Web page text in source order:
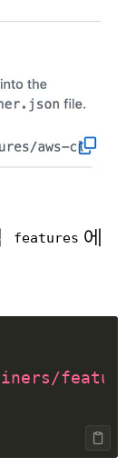
features 에